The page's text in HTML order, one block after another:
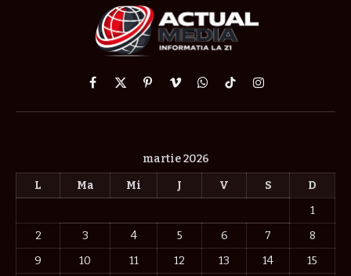
Facebook
X
PinterestVimeoWhatsApp
TikTokInstagram
martie 2026
L
Ma Mi J V S
D
1
2
3 4 5 6 7
8
9
10 11 12 13 14
15